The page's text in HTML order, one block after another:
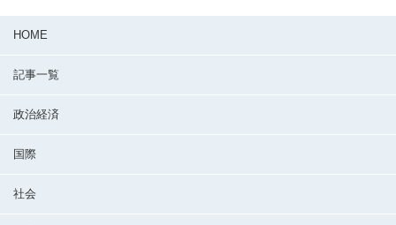
HOME
記事一覧
政治経済
国際
社会